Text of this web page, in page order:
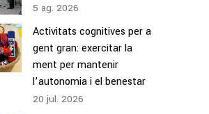
5 ag. 2026
Activitats cognitives per a
gent gran: exercitar la
ment per mantenir
l’autonomia i el benestar
20 jul. 2026